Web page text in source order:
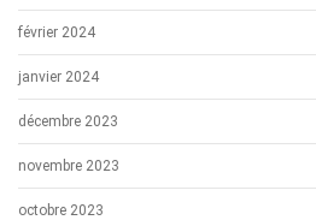
février 2024
janvier 2024
décembre 2023
novembre 2023
octobre 2023